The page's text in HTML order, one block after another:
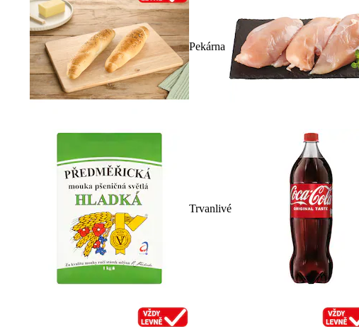
Pekárna
Trvanlivé